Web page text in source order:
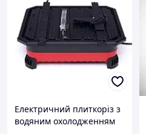
Електричний плиткоріз з
водяним охолодженням